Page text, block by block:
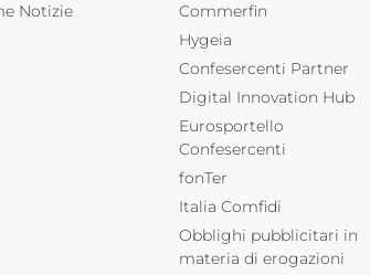
Notizie
Commerfin
Hygeia
Confesercenti Partner
Digital Innovation Hub
Eurosportello
Confesercenti
fonTer
Italia Comfidi
Obblighi pubblicitari in
materia di erogazioni